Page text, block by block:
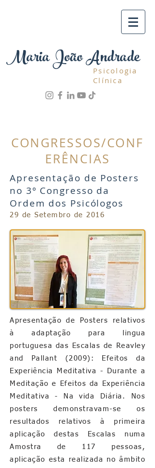
Maria João Andrade
Psicologia
Clínica
CONGRESSOS/CONF
ERÊNCIAS
Apresentação de Posters
no 3º Congresso da
Ordem dos Psicólogos
29 de Setembro de 2016
Apresentação de Posters relativos
à adaptação para lingua
portuguesa das Escalas de Reavley
and Pallant (2009): Efeitos da
Experiência Meditativa - Durante a
Meditação e Efeitos da Experiência
Meditativa - Na vida Diária. Nos
posters demonstravam-se os
resultados relativos à primeira
aplicação destas Escalas numa
Amostra de 117 pessoas,
aplicação esta realizada no âmbito